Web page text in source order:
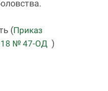
(Приказ
№ 47-ОД )